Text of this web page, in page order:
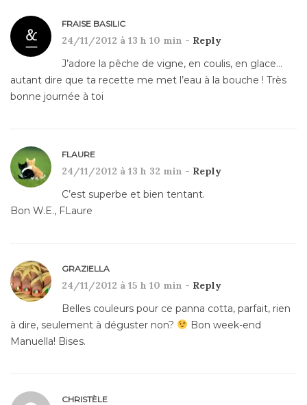
FRAISE BASILIC
24/11/2012 à 13 h 10 min - Reply
J’adore la pêche de vigne, en coulis, en glace…
autant dire que ta recette me met l’eau à la bouche ! Très
bonne journée à toi
FLAURE
24/11/2012 à 13 h 32 min - Reply
C’est superbe et bien tentant.
Bon W.E., FLaure
GRAZIELLA
24/11/2012 à 15 h 10 min - Reply
Belles couleurs pour ce panna cotta, parfait, rien
à dire, seulement à déguster non?
Bon week-end
Manuella! Bises.
CHRISTÈLE